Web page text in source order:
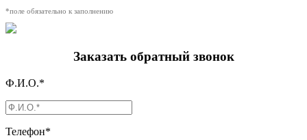
*поле обязательно к заполнению
Заказать обратный звонок
Ф.И.О.*
Телефон*